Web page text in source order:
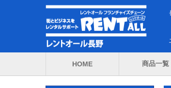
HOME 商品一覧